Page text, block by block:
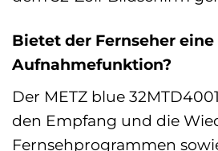
Bietet der Fernseher eine
Aufnahmefunktion?
Der METZ blue
den Empfang und die
Fernsehprogrammen